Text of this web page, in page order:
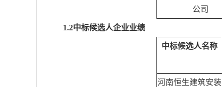
公司
1.2中标候选人企业业绩
中标候选人名称
河南恒生建筑安装